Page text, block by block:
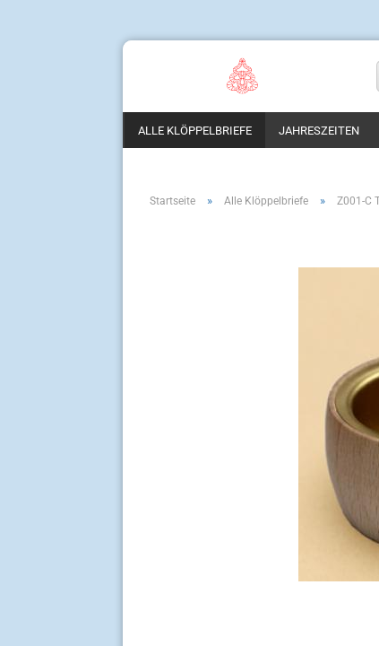
ALLE KLÖPPELBRIEFE JAHRESZEITEN
Startseite » Alle Klöppelbriefe » Z001-C